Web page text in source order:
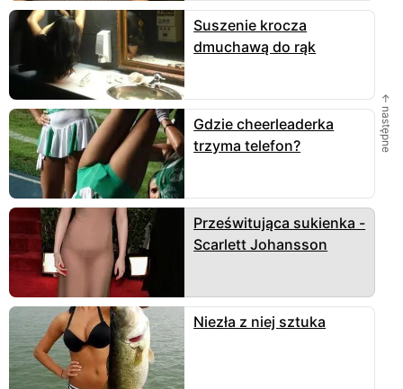
Suszenie krocza
dmuchawą do rąk
Gdzie cheerleaderka
trzyma telefon?
Prześwitująca sukienka -
Scarlett Johansson
Niezła z niej sztuka
← następne